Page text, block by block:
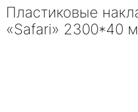
Пластиковые
«Safari» 2300*40